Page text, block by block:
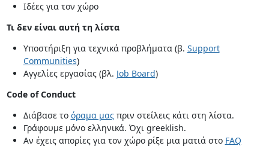
Ιδέες για τον χώρο
Τι δεν είναι αυτή τη λίστα
Υποστήριξη για τεχνικά προβλήματα (β. Support
Communities)
Αγγελίες εργασίας (βλ. Job Board)
Code of Conduct
Διάβασε το όραμα μαςπριν στείλεις κάτι στη λίστα.
Γράφουμε μόνο ελληνικά. Όχι greeklish.
Αν έχεις απορίες για τον χώρο ρίξε μια ματιά στο FAQ